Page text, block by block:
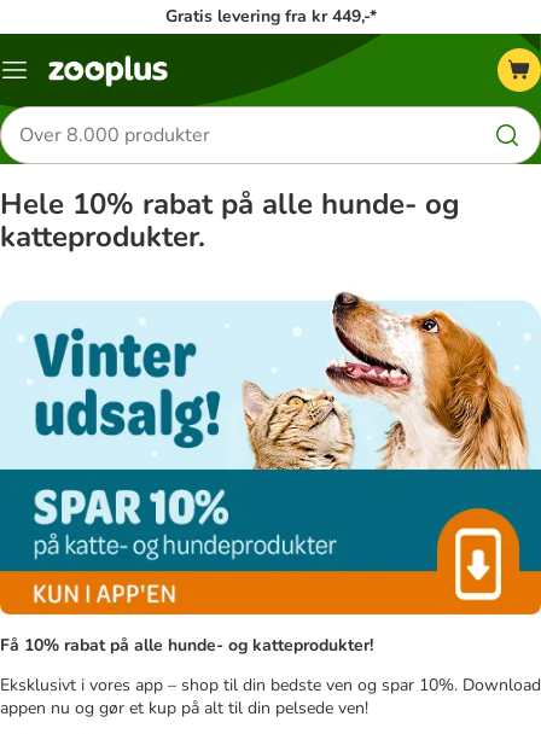
Gratis levering fra kr 449,-*
Menu
Søg
efter
produkter
Hele 10% rabat på alle hunde- og
katteprodukter.
Få 10% rabat på alle hunde- og katteprodukter!
Eksklusivt i vores app – shop til din bedste ven og spar 10%. Download
appen nu og gør et kup på alt til din pelsede ven!